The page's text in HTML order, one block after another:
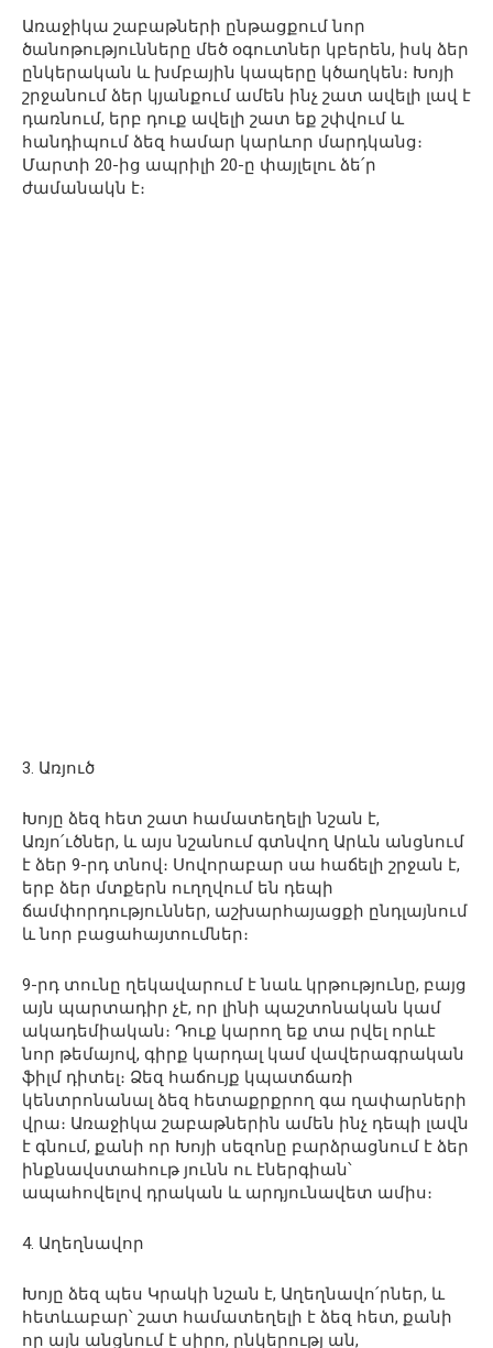
Առաջիկա շաբաթների ընթացքում նոր
ծանոթությունները մեծ օգուտներ կբերեն, իսկ ձեր
ընկերական և խմբային կապերը կծաղկեն։ Խոյի
շրջանում ձեր կյանքում ամեն ինչ շատ ավելի լավ է
դառնում, երբ դուք ավելի շատ եք շփվում և
հանդիպում ձեզ համար կարևոր մարդկանց։
Մարտի 20-ից ապրիլի 20-ը փայլելու ձե՛ր
ժամանակն է։
3. Առյուծ
Խոյը ձեզ հետ շատ համատեղելի նշան է,
Առյո՛ւծներ, և այս նշանում գտնվող Արևն անցնում
է ձեր 9-րդ տնով։ Սովորաբար սա հաճելի շրջան է,
երբ ձեր մտքերն ուղղվում են դեպի
ճամփորդություններ, աշխարհայացքի ընդլայնում
և նոր բացահայտումներ։
9-րդ տունը ղեկավարում է նաև կրթությունը, բայց
այն պարտադիր չէ, որ լինի պաշտոնական կամ
ակադեմիական։ Դուք կարող եք տա րվել որևէ
նոր թեմայով, գիրք կարդալ կամ վավերագրական
ֆիլմ դիտել։ Ձեզ հաճույք կպատճառի
կենտրոնանալ ձեզ հետաքրքրող գա ղափարների
վրա։ Առաջիկա շաբաթներին ամեն ինչ դեպի լավն
է գնում, քանի որ Խոյի սեզոնը բարձրացնում է ձեր
ինքնավստահութ յունն ու էներգիան՝
ապահովելով դրական և արդյունավետ ամիս։
4. Աղեղնավոր
Խոյը ձեզ պես Կրակի նշան է, Աղեղնավո՛րներ, և
հետևաբար՝ շատ համատեղելի է ձեզ հետ, քանի
որ այն անցնում է սիրո, ընկերությ ան,